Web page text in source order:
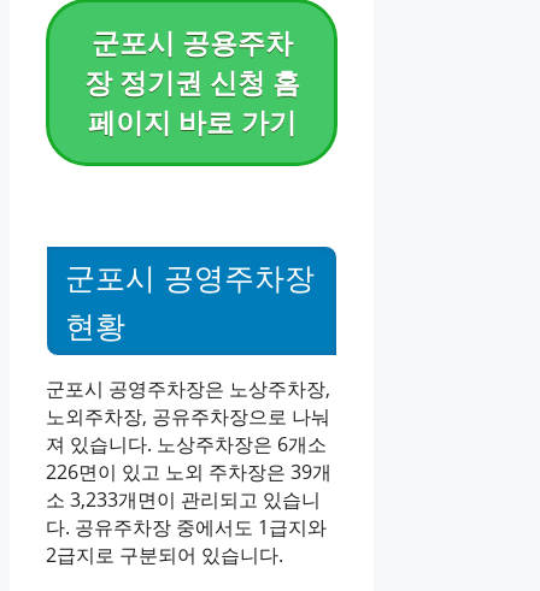
군포시 공용주차
장 정기권 신청 홈
페이지 바로 가기
군포시 공영주차장
현황
군포시 공영주차장은 노상주차장,
노외주차장, 공유주차장으로 나눠
져 있습니다. 노상주차장은 6개소
226면이 있고 노외 주차장은 39개
소 3,233개면이 관리되고 있습니
다. 공유주차장 중에서도 1급지와
2급지로 구분되어 있습니다.